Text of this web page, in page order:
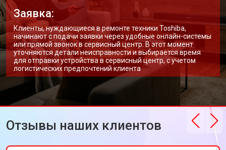
Заявка:
Клиенты, нуждающиеся в ремонте техники Toshiba,
начинают с подачи заявки через удобные онлайн-системы
или прямой звонок в сервисный центр. В этот момент
уточняются детали неисправности и выбирается время
для отправки устройства в сервисный центр, с учетом
логистических предпочтений клиента
Отзывы наших клиентов